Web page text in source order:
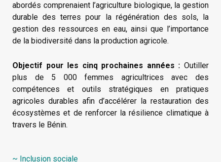
abordés comprenaient l’agriculture biologique, la gestion
durable des terres pour la régénération des sols, la
gestion des ressources en eau, ainsi que l’importance
de la biodiversité dans la production agricole.
Objectif pour les cinq prochaines années : Outiller
plus de 5 000 femmes agricultrices avec des
compétences et outils stratégiques en pratiques
agricoles durables afin d’accélérer la restauration des
écosystèmes et de renforcer la résilience climatique à
travers le Bénin.
~ Inclusion sociale